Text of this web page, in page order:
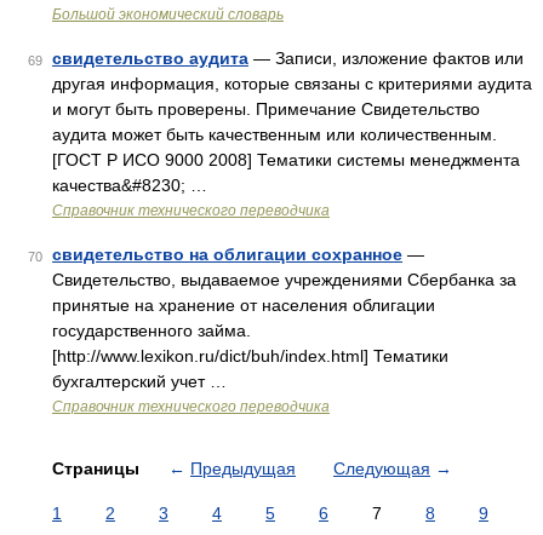
Большой экономический словарь
69 свидетельство аудита — Записи, изложение фактов или
другая информация, которые связаны с критериями аудита
и могут быть проверены. Примечание Свидетельство
аудита может быть качественным или количественным.
[ГОСТ Р ИСО 9000 2008] Тематики системы менеджмента
качества&#8230; …
Справочник технического переводчика
70 свидетельство на облигации сохранное —
Свидетельство, выдаваемое учреждениями Сбербанка за
принятые на хранение от населения облигации
государственного займа.
[http://www.lexikon.ru/dict/buh/index.html] Тематики
бухгалтерский учет …
Справочник технического переводчика
Страницы ← Предыдущая Следующая →
1 2 3 4 5 6 7 8
9